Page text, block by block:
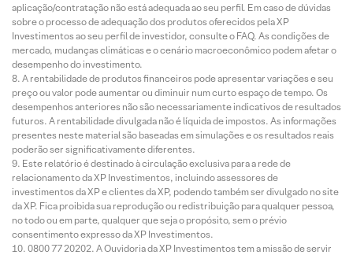
aplicação/contratação não está adequada ao seu perfil. Em caso de dúvidas
sobre o processo de adequação dos produtos oferecidos pela XP
Investimentos ao seu perfil de investidor, consulte o FAQ. As condições de
mercado, mudanças climáticas e o cenário macroeconômico podem afetar o
desempenho do investimento.
A rentabilidade de produtos financeiros pode apresentar variações e seu
preço ou valor pode aumentar ou diminuir num curto espaço de tempo. Os
desempenhos anteriores não são necessariamente indicativos de resultados
futuros. A rentabilidade divulgada não é líquida de impostos. As informações
presentes neste material são baseadas em simulações e os resultados reais
poderão ser significativamente diferentes.
Este relatório é destinado à circulação exclusiva para a rede de
relacionamento da XP Investimentos, incluindo assessores de
investimentos da XP e clientes da XP, podendo também ser divulgado no site
da XP. Fica proibida sua reprodução ou redistribuição para qualquer pessoa,
no todo ou em parte, qualquer que seja o propósito, sem o prévio
consentimento expresso da XP Investimentos.
0800 77 20202. A Ouvidoria da XP Investimentos tem a missão de servir